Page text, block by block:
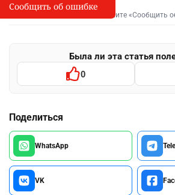
I
Сообщить об опечатке
Выделите фрагмент и нажмите «Сообщить
Была ли эта статья
0
Поделиться
WhatsApp
VK
Сообщить об ошибке